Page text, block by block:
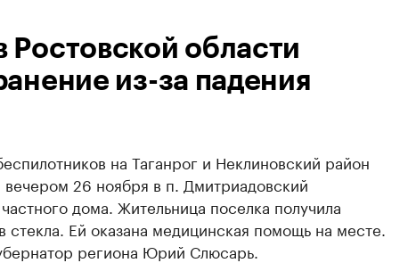
области
из-за падения
на Таганрог и Неклиновский район
вечером 26 ноября в п. Дмитриадовский
дома. Жительница поселка получила
стекла. Ей оказана медицинская помощь на месте.
региона Юрий Слюсарь.